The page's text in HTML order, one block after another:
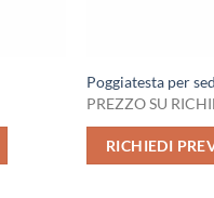
Poggiatesta per
PREZZO SU
RICHIEDI